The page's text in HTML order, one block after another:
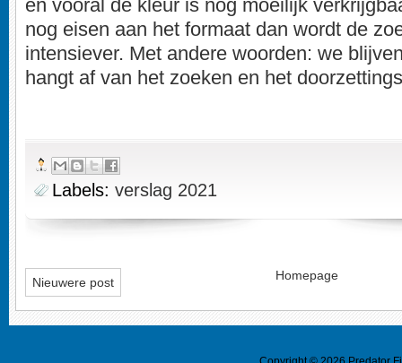
en vooral de kleur is nog moeilijk
nog eisen aan het formaat dan wordt de
intensiever. Met andere woorden: we
hangt af van het zoeken en het
Labels: verslag 2021
Nieuwere post Homepage